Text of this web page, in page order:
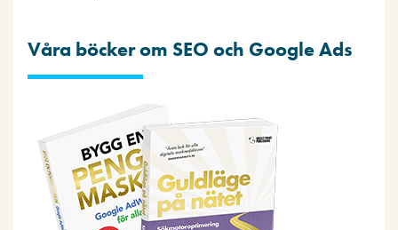
Våra böcker om SEO och Google Ads